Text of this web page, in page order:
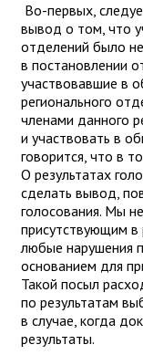
Во-первых,
вывод о том, что
отделений было
в постановлении
участвовавшие в
регионального
членами данного
и участвовать в
говорится, что в
О результатах
сделать вывод,
голосования. Мы
присутствующим
любые нарушения
основанием для
Такой посыл
по результатам
в случае, когда
результаты.